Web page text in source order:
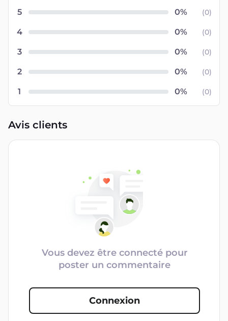
5 (0)
4 (0)
3 (0)
2 (0)
1 (0)
Avis clients
Vous devez être connecté pour
poster un commentaire
Connexion